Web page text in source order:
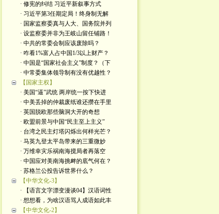
· 修宪的纠结 习近平新叙事方式
· 习近平第3任期定局！终身制无解
· 国家监察委真与人大、国务院并列
· 设监察委并非为王岐山留任铺路！
· 中共的常委会制应该废除吗？
· 咋看1%富人占中国1/3以上财产？
· 中国是“国家社会主义”制度？（下
· 中常委集体领导制有没有优越性？
【国家主权】
· 美国“逼”武统 两岸统一按下快进
· 中美丢掉的仲裁废纸谁还攒在手里
· 英国脱欧那些脑洞大开的奇想
· 欧盟前景与中国“民主至上主义”
· 台湾之民主灯塔闪烁出何样光芒？
· 马英九登太平岛带来的三重微妙
· 万维幸灾乐祸南海搅局者再落空
· 中国应对美南海挑衅的底气何在？
· 苏格兰公投告诉世界什么？
【中华文化-3】
· 【语言文字漂变漫谈04】汉语词性
· 想想看，为啥汉语骂人成语如此丰
【中华文化-2】